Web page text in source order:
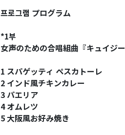
프로그램 プログラム
*1부
女声のための合唱組曲『キュイジー
1 スパゲッティ ペスカトーレ
2 インド風チキンカレー
3 パエリア
4オムレツ
5大阪風お好み焼き